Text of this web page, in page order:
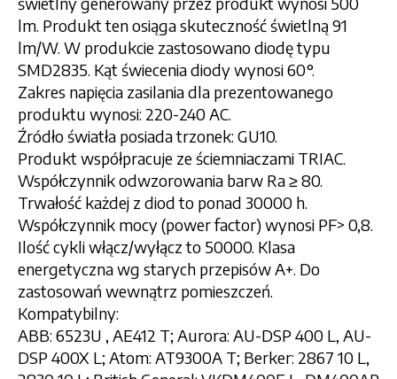
lm. Produkt ten osiąga skuteczność świetlną 91
lm/W. W produkcie zastosowano diodę typu
SMD2835. Kąt świecenia diody wynosi 60°.
Zakres napięcia zasilania dla prezentowanego
produktu wynosi: 220-240 AC.
Źródło światła posiada trzonek: GU10.
Produkt współpracuje ze ściemniaczami TRIAC.
Współczynnik odwzorowania barw Ra ≥ 80.
Trwałość każdej z diod to ponad 30000 h.
Współczynnik mocy (power factor) wynosi PF> 0,8.
Ilość cykli włącz/wyłącz to 50000. Klasa
energetyczna wg starych przepisów A+. Do
zastosowań wewnątrz pomieszczeń.
Kompatybilny:
ABB: 6523U , AE412 T; Aurora: AU-DSP 400 L, AU-
DSP 400X L; Atom: AT9300A T; Berker: 2867 10 L,